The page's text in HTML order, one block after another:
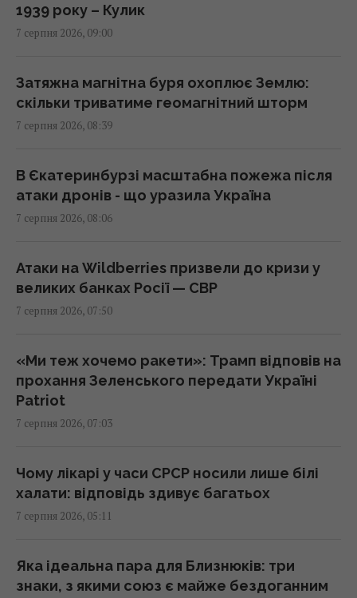
08:41 п'ятниця, 07 серпня 2026
заперечили, що український літак
перевозив боєприпаси
08:32 п'ятниця, 07 серпня 2026
РФ використовує українських
військовополонених для формування
бойових підрозділів, - ISW
Синоптикиня назвала точну дату, коли вже
похолоднішає по всій Україні
Якого числа Горіховий Спас 2026: чого не
можна робити і що святити в церкві
08:15 п'ятниця, 07 серпня 2026
Кім Чен Ин з початку війни в Україні отримав
$22 мільярди надприбутку, – Bloomberg
08:08 п'ятниця, 07 серпня 2026
7 серпня у Києві буде гроза, але спека
нікуди не подінеться
1939 року – Кулик
7 серпня 2026, 09:00
Затяжна магнітна буря охоплює Землю:
скільки триватиме геомагнітний шторм
7 серпня 2026, 08:39
В Єкатеринбурзі масштабна пожежа після
атаки дронів - що уразила Україна
7 серпня 2026, 08:06
Атаки на Wildberries призвели до кризи у
великих банках Росії — СВР
7 серпня 2026, 07:50
«Ми теж хочемо ракети»: Трамп відповів на
прохання Зеленського передати Україні
Patriot
7 серпня 2026, 07:03
Чому лікарі у часи СРСР носили лише білі
халати: відповідь здивує багатьох
7 серпня 2026, 05:11
Яка ідеальна пара для Близнюків: три
знаки, з якими союз є майже бездоганним